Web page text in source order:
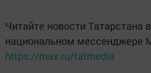
Читайте новости Татарстана в
национальном мессенджере
https://max.ru/tatmedia